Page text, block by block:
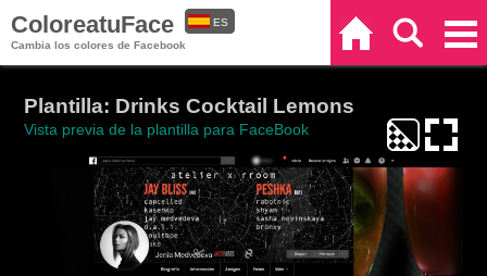
ColoreatuFace
Cambia los colores de Facebook
ES
Plantilla: Drinks Cocktail Lemons
Vista previa de la plantilla para FaceBook